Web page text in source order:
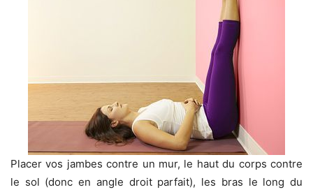
Placer vos jambes contre un mur, le haut du corps contre
le sol (donc en angle droit parfait), les bras le long du